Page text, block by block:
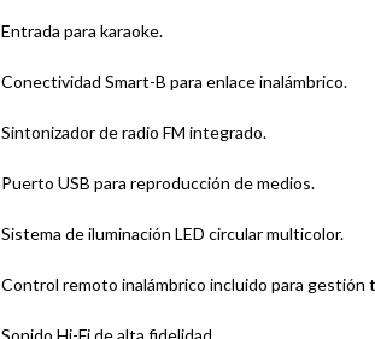
Entrada para karaoke.
Conectividad Smart-B para enlace inalámbrico.
Sintonizador de radio FM integrado.
Puerto USB para reproducción de medios.
Sistema de iluminación LED circular multicolor.
Control remoto inalámbrico incluido para gestión
Sonido Hi-Fi de alta fidelidad.